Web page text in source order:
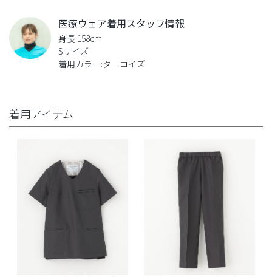
医療ウェア着用スタッフ情報
身長 158cm
Sサイズ
着用カラー:ターコイズ
着用アイテム